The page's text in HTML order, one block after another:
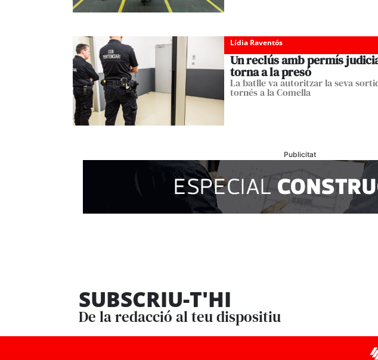
Lídia Raventós
Un reclús amb permís
torna a la presó
La batlle va autoritzar la seva
tornés a la Comella
Publicitat
SUBSCRIU-T'HI
De la redacció al teu dispositiu